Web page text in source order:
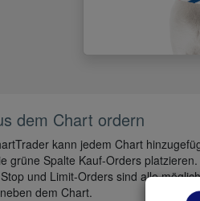
dem Chart ordern
kann jedem Chart
grüne Spalte Kauf-Orders
und Limit-Orders sind alle
dem Chart.